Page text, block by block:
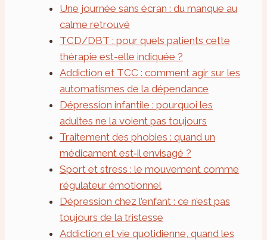
Une journée sans écran : du manque au
calme retrouvé
TCD/DBT : pour quels patients cette
thérapie est-elle indiquée ?
Addiction et TCC : comment agir sur les
automatismes de la dépendance
Dépression infantile : pourquoi les
adultes ne la voient pas toujours
Traitement des phobies : quand un
médicament est‑il envisagé ?
Sport et stress : le mouvement comme
régulateur émotionnel
Dépression chez l’enfant : ce n’est pas
toujours de la tristesse
Addiction et vie quotidienne, quand les